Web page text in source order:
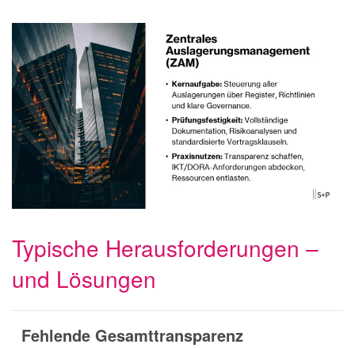
Typische Herausforderungen –
und Lösungen
Fehlende Gesamttransparenz